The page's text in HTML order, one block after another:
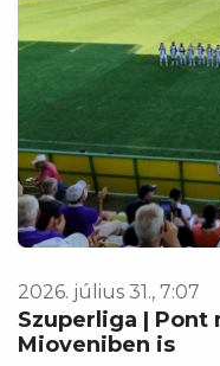
2026. július 31., 7:07
Szuperliga |
Mioveniben is